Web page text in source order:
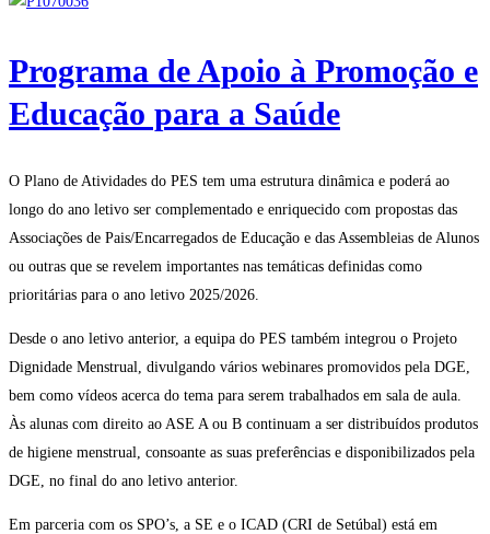
Programa de Apoio à Promoção e
Educação para a Saúde
O Plano de Atividades do PES tem uma estrutura dinâmica e poderá ao
longo do ano letivo ser complementado e enriquecido com propostas das
Associações de Pais/Encarregados de Educação e das Assembleias de Alunos
ou outras que se revelem importantes nas temáticas definidas como
prioritárias para o ano letivo 2025/2026.
Desde o ano letivo anterior, a equipa do PES também integrou o Projeto
Dignidade Menstrual, divulgando vários webinares promovidos pela DGE,
bem como vídeos acerca do tema para serem trabalhados em sala de aula.
Às alunas com direito ao ASE A ou B continuam a ser distribuídos produtos
de higiene menstrual, consoante as suas preferências e disponibilizados pela
DGE, no final do ano letivo anterior.
Em parceria com os SPO’s, a SE e o ICAD (CRI de Setúbal) está em